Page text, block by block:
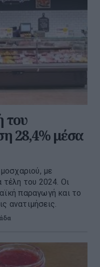
του
28,4% μέσα
με
τέλη του 2024. Οι
παραγωγή και το
ανατιμήσεις.